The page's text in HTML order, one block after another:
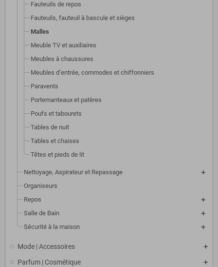
Fauteuils de repos
Fauteuils, fauteuil à bascule et sièges
Malles
Meuble TV et auxiliaires
Meubles à chaussures
Meubles d’entrée, commodes et chiffonniers
Paravents
Portemanteaux et patères
Poufs et tabourets
Tables de nuit
Tables et chaises
Têtes et pieds de lit
Nettoyage, Aspirateur et Repassage
Organiseurs
Repos
Salle de Bain
Sécurité à la maison
Mode | Accessoires
Parfum | Cosmétique